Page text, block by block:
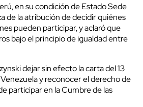
en su condición de Estado Sede
de la atribución de decidir quiénes
pueden participar, y aclaró que
bajo el principio de igualdad entre
dejar sin efecto la carta del 13
y reconocer el derecho de
participar en la Cumbre de las